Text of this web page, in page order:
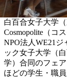
白百合女子大学
Cosmopolite（コ
NPO法人WE21ジ
ック女子大学（
学）合同のフェ
ほどの学生・職